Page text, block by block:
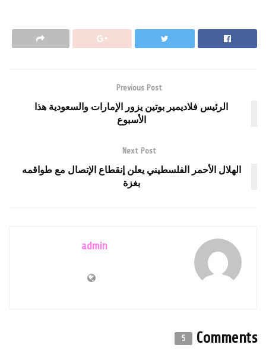
Previous Post
الرئيس فلاديمير بوتين يزور الإمارات والسعودية هذا
الأسبوع
Next Post
الهلال الأحمر الفلسطيني يعلن إنقطاع الإتصال مع طواقمه
بغزة
admin
Comments
5